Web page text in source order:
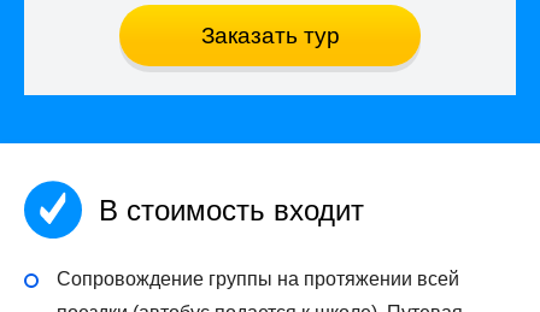
Заказать тур
В стоимость входит
Сопровождение группы на протяжении всей